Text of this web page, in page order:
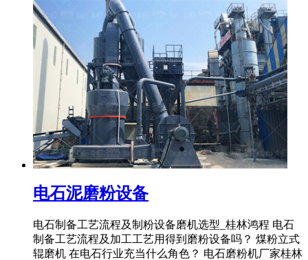
电石泥磨粉设备
电石制备工艺流程及制粉设备磨机选型_桂林鸿程 电石
制备工艺流程及加工工艺用得到磨粉设备吗？ 煤粉立式
辊磨机 在电石行业充当什么角色？ 电石磨粉机厂家桂林